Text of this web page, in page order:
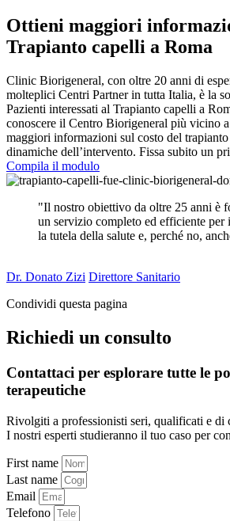
Ottieni maggiori
Trapianto capelli a Roma
Clinic Biorigeneral, con oltre 20 anni di
molteplici Centri Partner in tutta Italia, è la
Pazienti interessati al Trapianto capelli a
conoscere il Centro Biorigeneral più vicino
maggiori informazioni sul costo del
dinamiche dell’intervento. Fissa subito un
Compila il modulo
"Il nostro obiettivo da oltre 25 anni è
un servizio completo ed efficiente per
la tutela della salute e, perché no,
Dr. Donato Zizi Direttore Sanitario
Condividi questa pagina
Richiedi un consulto
Contattaci per esplorare tutte le
terapeutiche
Rivolgiti a professionisti seri, qualificati e di
I nostri esperti studieranno il tuo caso per
First name
Last name
Email
Telefono